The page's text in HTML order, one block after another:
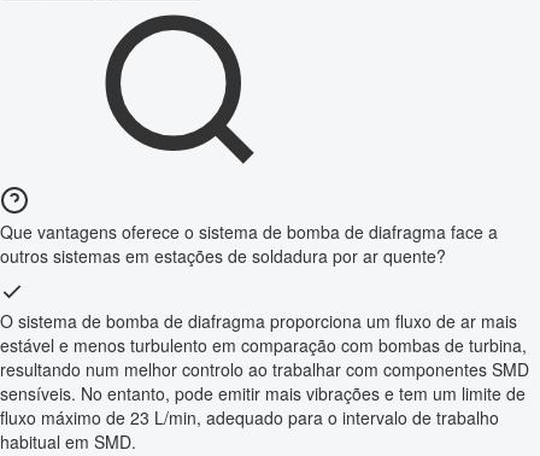
Que vantagens oferece o sistema de bomba de diafragma face a
outros sistemas em estações de soldadura por ar quente?
O sistema de bomba de diafragma proporciona um fluxo de ar mais
estável e menos turbulento em comparação com bombas de turbina,
resultando num melhor controlo ao trabalhar com componentes SMD
sensíveis. No entanto, pode emitir mais vibrações e tem um limite de
fluxo máximo de 23 L/min, adequado para o intervalo de trabalho
habitual em SMD.